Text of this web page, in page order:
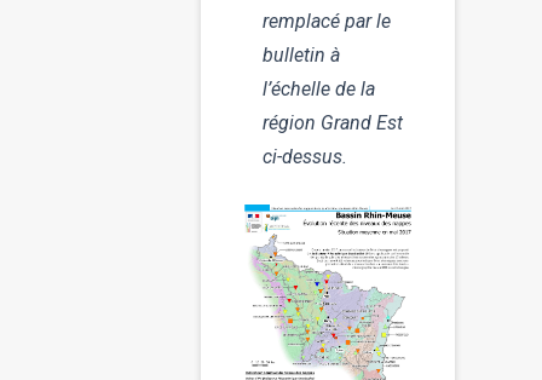
remplacé par le
bulletin à
l’échelle de la
région Grand Est
ci-dessus.